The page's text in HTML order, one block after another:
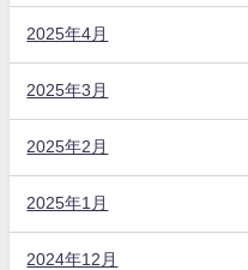
2025年4月
2025年3月
2025年2月
2025年1月
2024年12月